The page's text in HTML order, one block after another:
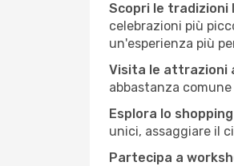
Scopri le tradizioni
celebrazioni più
un'esperienza più
Visita le attrazioni
abbastanza
Esplora lo
unici, assaggiare il
Partecipa a